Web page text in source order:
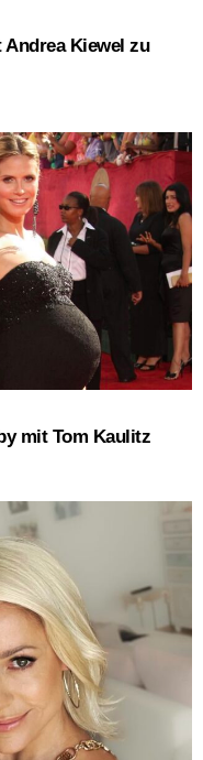
Andrea Kiewel zu
mit Tom Kaulitz